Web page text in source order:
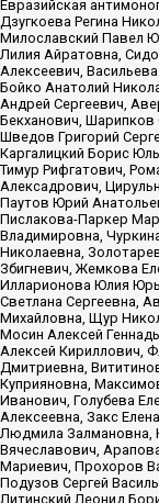
Евразийская
Дзугкоева Регина
Милославский Павел
Лилия Айратовна,
Алексеевич,
Бойко Анатолий
Андрей Сергеевич,
Бекханович,
Шведов Григорий
Каргалицкий Борис
Тимур Рифгатович,
Алексадрович,
Паутов Юрий
Пислакова-Паркер
Владимировна,
Николаевна,
Збигневич, Жемкова
Илларионова Юлия
Светлана Сергеевна,
Михайловна, Щур
Мосин Алексей
Алексей Кириллович,
Дмитриевна,
Куприяновна,
Иванович, Голубева
Алексеевна, Закс
Людмила Залмановна,
Вячеславович,
Мариевич, Прохоров
Подузов Сергей
Литинский Леонид